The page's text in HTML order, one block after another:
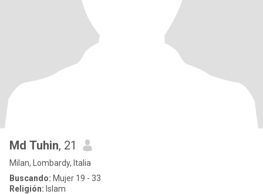
Md Tuhin, 21
Milan, Lombardy, Italia
Buscando: Mujer 19 - 33
Religión: Islam